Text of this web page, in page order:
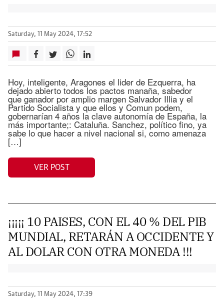
Saturday, 11 May 2024, 17:52
Hoy, inteligente, Aragones el lider de Ezquerra, ha
dejado abierto todos los pactos manaña, sabedor
que ganador por amplio margen Salvador Illia y el
Partido Socialista y que ellos y Comun podem,
gobernarían 4 años la clave autonomía de España, la
más importante;: Cataluña. Sanchez, político fino, ya
sabe lo que hacer a nivel nacional si, como amenaza
[…]
VER POST
¡¡¡¡¡ 10 PAISES, CON EL 40 % DEL PIB
MUNDIAL, RETARÁN A OCCIDENTE Y
AL DOLAR CON OTRA MONEDA !!!
Saturday, 11 May 2024, 17:39